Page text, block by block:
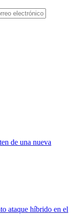
de una nueva
ataque híbrido en el